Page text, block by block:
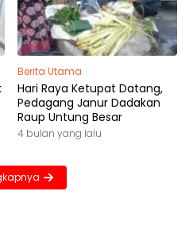
Berita Utama
Hari Raya Ketupat Datang,
Pedagang Janur Dadakan
Raup Untung Besar
4 bulan yang lalu